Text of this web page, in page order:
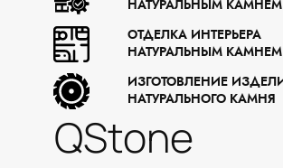
НАТУРАЛЬНЫМ КАМНЕМ
ОТДЕЛКА ИНТЕРЬЕРА
НАТУРАЛЬНЫМ КАМНЕМ
ИЗГОТОВЛЕНИЕ
НАТУРАЛЬНОГО КАМНЯ
QStone